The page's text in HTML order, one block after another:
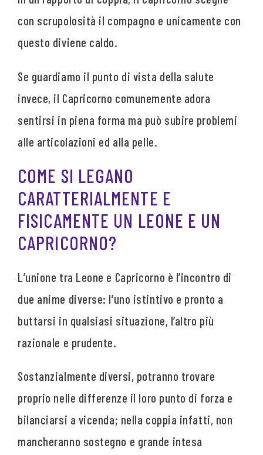
con scrupolosità il compagno e unicamente con
questo diviene caldo.
Se guardiamo il punto di vista della salute
invece, il Capricorno comunemente adora
sentirsi in piena forma ma può subire problemi
alle articolazioni ed alla pelle.
COME SI LEGANO
CARATTERIALMENTE E
FISICAMENTE UN LEONE E UN
CAPRICORNO?
L’unione tra Leone e Capricorno è l’incontro di
due anime diverse: l’uno istintivo e pronto a
buttarsi in qualsiasi situazione, l’altro più
razionale e prudente.
Sostanzialmente diversi, potranno trovare
proprio nelle differenze il loro punto di forza e
bilanciarsi a vicenda; nella coppia infatti, non
mancheranno sostegno e grande intesa